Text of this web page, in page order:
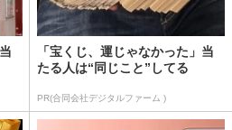
「宝くじ、運じゃなかった」当
たる人は“同じこと”してる
PR(合同会社デジタルファーム )